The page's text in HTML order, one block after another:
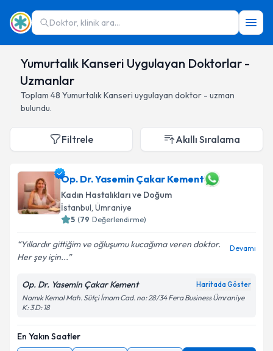
Doktor, klinik ara...
Yumurtalık Kanseri Uygulayan Doktorlar -
Uzmanlar
Toplam 48 Yumurtalık Kanseri uygulayan doktor - uzman
bulundu.
Filtrele Akıllı Sıralama
Op. Dr. Yasemin Çakar Kement
Kadın Hastalıkları ve Doğum
İstanbul, Ümraniye
5 (79 Değerlendirme)
Yıllardır gittiğim ve oğluşumu kucağıma veren doktor.
Her şey için...
Devamı
Op. Dr. Yasemin Çakar Kement Haritada Göster
Namık Kemal Mah. Sütçi İmam Cad. no: 28/34 Fera Business Ümraniye
K: 3 D: 18
En Yakın Saatler